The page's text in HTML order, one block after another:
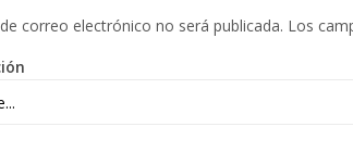
correo electrónico no será publicada. Los